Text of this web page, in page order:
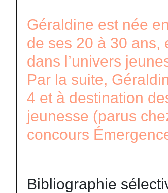
Géraldine est née
de ses 20 à 30
dans l’univers
Par la suite,
4 et à destination
jeunesse (parus
concours
Bibliographie